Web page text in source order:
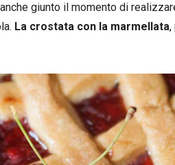
giunto il momento di
La crostata con la marmellata,